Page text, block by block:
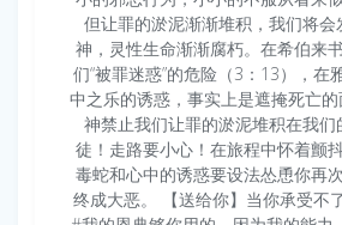
但让罪的淤泥渐渐堆积，我们将会
神，灵性生命渐渐腐朽。在希伯来
们“被罪迷惑”的危险（3：13），在
中之乐的诱惑，事实上是遮掩死亡的
神禁止我们让罪的淤泥堆积在我们
徒！走路要小心！在旅程中怀着颤
毒蛇和心中的诱惑要设法怂恿你再
终成大恶。 【送给你】当你承受不